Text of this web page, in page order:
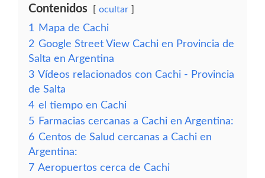
Contenidos ocultar
1
Mapa de Cachi
2 Google Street View Cachi en Provincia de
Salta en Argentina
3 Vídeos relacionados con Cachi - Provincia
de Salta
4 el tiempo en Cachi
5 Farmacias cercanas a Cachi en Argentina:
6 Centos de Salud cercanas a Cachi en
Argentina:
7 Aeropuertos cerca de Cachi